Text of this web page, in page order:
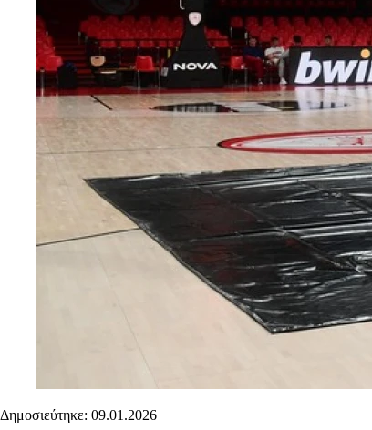
Δημοσιεύτηκε: 09.01.2026